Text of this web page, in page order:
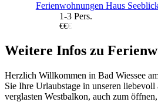
Ferienwohnungen Haus
1-3 Pers.
€€€
Weitere Infos zu
Herzlich Willkommen in Bad Wiessee
Sie Ihre Urlaubstage in unseren
verglasten Westbalkon, auch zum